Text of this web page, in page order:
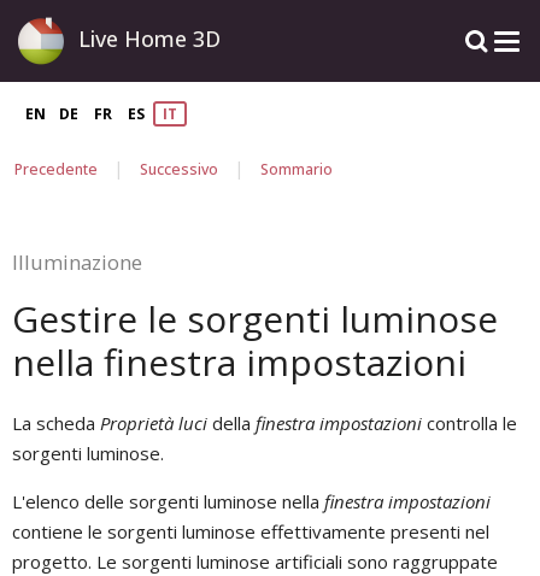
Live Home 3D
EN DE FR ES IT
Precedente | Successivo | Sommario
Illuminazione
Gestire le sorgenti luminose
nella finestra impostazioni
La scheda Proprietà luci della finestra impostazioni controlla le
sorgenti luminose.
L'elenco delle sorgenti luminose nella finestra impostazioni
contiene le sorgenti luminose effettivamente presenti nel
progetto. Le sorgenti luminose artificiali sono raggruppate